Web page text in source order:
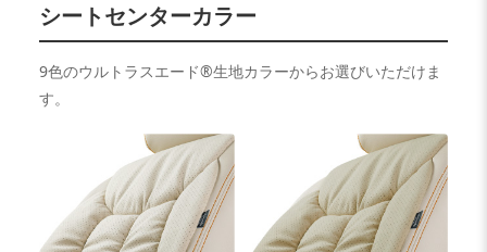
シートセンターカラー
9色のウルトラスエード®生地カラーからお選びいただけま
す。